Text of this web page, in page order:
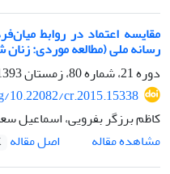
مقایسه اعتماد در روابط
رسانه ملی (مطالعه موردی:
دوره 21، شماره 80، زمستان 1393، صفحه
10.22082/cr.2015.15338
کاظم برزگر بفرویی، اسماعیل
مشاهده مقاله
اصل مقاله